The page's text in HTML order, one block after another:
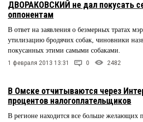
ДВОРАКОВСКИЙ не дал покусать
оппонентам
В ответ на заявления о безмерных тратах
утилизацию бродячих собак, чиновники
покусанных этими самыми собаками.
1 февраля 2013 13:31 0 2482
В Омске отчитываются через
процентов налогоплательщиков
В регионе находится все больше желающих